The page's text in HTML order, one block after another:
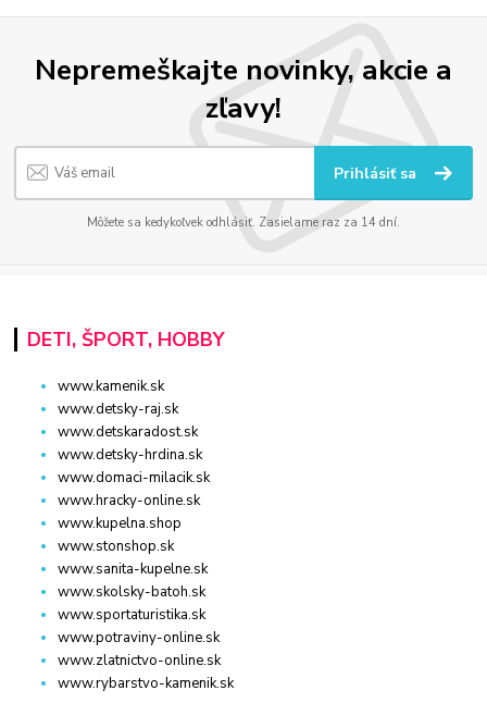
Nepremeškajte novinky, akcie a
zľavy!
Prihlásiť sa
Môžete sa kedykoľvek odhlásiť. Zasielame raz za 14 dní.
DETI, ŠPORT, HOBBY
www.kamenik.sk
www.detsky-raj.sk
www.detskaradost.sk
www.detsky-hrdina.sk
www.domaci-milacik.sk
www.hracky-online.sk
www.kupelna.shop
www.stonshop.sk
www.sanita-kupelne.sk
www.skolsky-batoh.sk
www.sportaturistika.sk
www.potraviny-online.sk
www.zlatnictvo-online.sk
www.rybarstvo-kamenik.sk